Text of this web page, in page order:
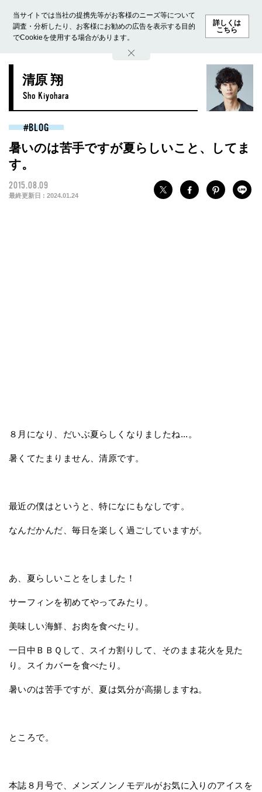
当サイトでは当社の提携先等がお客様のニーズ等について
調査・分析したり、お客様にお勧めの広告を表示する目的
でCookieを使用する場合があります。
詳しくは
こちら
ホーム モデル募集 ランキング ファッション ビューテ
清原 翔
Sho Kiyohara
BLOG
暑いのは苦手ですが夏らしいこと、してま
す。
2015.08.09
最終更新日 : 2024.01.24
８月になり、だいぶ夏らしくなりましたね...。
暑くてたまりません、清原です。
最近の僕はというと、特になにもなしです。
なんだかんだ、毎日を楽しく過ごしていますが。
あ、夏らしいことをしました！
サーフィンを初めてやってみたり。
美味しい海鮮、お肉を食べたり。
一日中ＢＢＱして、スイカ割りして、そのまま花火を見た
り。スイカバーを食べたり。
暑いのは苦手ですが、夏は気分が高揚しますね。
ところで。
本誌８月号で、メンズノンノモデルがお気に入りのアイスを